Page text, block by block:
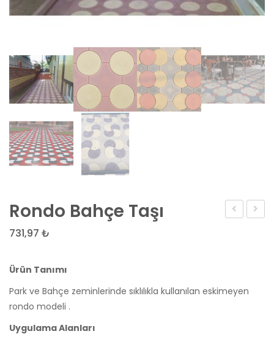
Taşı
Rondo Bahçe Taşı
731,97 ₺
Ürün Tanımı
Park ve Bahçe zeminlerinde sıklılıkla kullanılan eskimeyen
rondo modeli .
Uygulama Alanları